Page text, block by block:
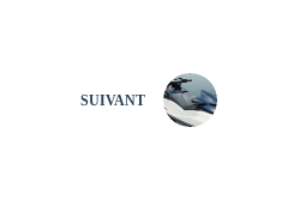
SUIVANT